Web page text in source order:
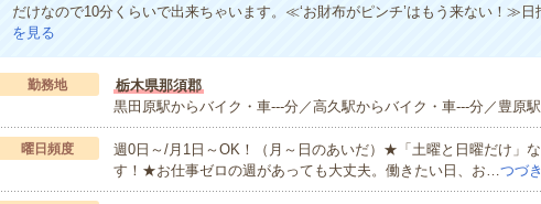
だけなので10分くらいで出来ちゃいます。≪‘お財布がピンチ’はもう来ない！≫
を見る
勤務地
栃木県那須郡
黒田原駅からバイク・車---分／高久駅からバイク・車---分／豊原
曜日頻度
週0日～/月1日～OK！（月～日のあいだ）★「土曜と日曜だけ」
す！★お仕事ゼロの週があっても大丈夫。働きたい日、お…つづ